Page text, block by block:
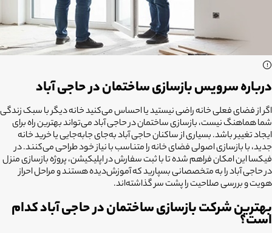
درباره سرویس بازسازی ساختمان در حاجی آباد
اگر از فضای فعلی خانه راضی نیستید یا احساس می‌کنید خانه دیگر با سبک زندگی
شما هماهنگ نیست،بازسازی ساختمان در حاجی آبادمی‌تواند بهترین راه برای
ایجاد تغییر باشد. بسیاری از ساکنان حاجی آباد به‌جای جابه‌جایی یا خرید خانه
جدید، با بازسازی اصولی فضای خانه را متناسب با نیاز خود طراحی می‌کنند. در
فیکسا این امکان فراهم شده تا با ثبت سفارش در اپلیکیشن، پروژه بازسازی منزل
در حاجی آباد را به متخصصانی بسپارید که آموزش‌دیده هستند و مراحل احراز
هویت و بررسی صلاحیت را پشت سر گذاشته‌اند.
بهترین شرکت بازسازی ساختمان در حاجی آباد کدام
است؟